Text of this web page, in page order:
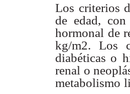
Los criterios
de edad,
hormonal de
kg/m2. Los
diabéticas o
renal o
metabolismo